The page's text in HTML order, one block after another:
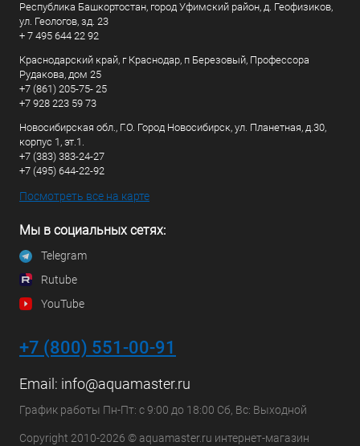
Республика Башкортостан, город Уфимский район, д. Геофизиков,
ул. Геологов, зд. 23
+ 7 495 644 22 92
Краснодарский край, г Краснодар, п Березовый, Профессора
Рудакова, дом 25
+7 (861) 205-75- 25
+7 928 223 59 73
Новосибирская обл., Г.О. Город Новосибирск, ул. Планетная, д.30,
корпус 1, эт.1.
+7 (383) 383-24-27
+7 (495) 644-22-92
Посмотреть все на карте
Мы в социальных сетях:
Telegram
Rutube
YouTube
+7 (800) 551-00-91
Email: info@aquamaster.ru
График работы Пн-Пт: с 9:00 до 18:00 Сб, Вс: Выходной
Copyright 2010-2026 © aquamaster.ru интернет-магазин